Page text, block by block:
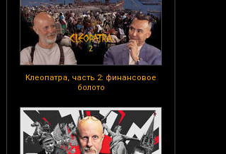
Клеопатра, часть 2: финансовое
болото